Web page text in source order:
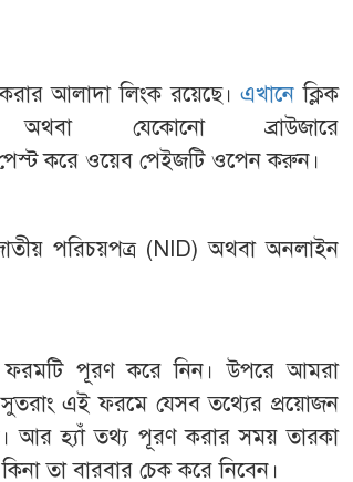
আলাদা লিংক রয়েছে।এখানে ক্লিক
যেকোনো ব্রাউজারে
পেস্ট করে ওয়েব পেইজটি ওপেন করুন।
‍পরিচয়পত্র (NID) অথবা অনলাইন
পূরণ করে নিন। উপরে আমরা
এই ফরমে যেসব তথ্যের প্রয়োজন
আর হ্যাঁ তথ্য পূরণ করার সময় তারকা
তা বারবার চেক করে নিবেন।